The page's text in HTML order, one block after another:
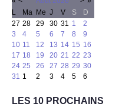
L
Ma Me J V S
D
27 28 29 30 31 1
2
3
4 5 6 7 8
9
10 11 12 13 14 15 16
17 18 19 20 21 22 23
24 25 26 27 28 29 30
31 1 2 3 4 5 6
LES 10 PROCHAINS